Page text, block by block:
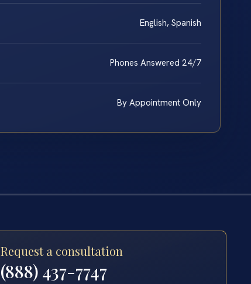
English, Spanish
Phones Answered 24/7
By Appointment Only
Request a consultation
(888) 437-7747